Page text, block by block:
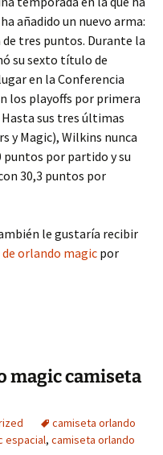
añadido un nuevo arma:
tres puntos. Durante la
su sexto título de
en la Conferencia
los playoffs por primera
sus tres últimas
y Magic), Wilkins nunca
puntos por partido y su
30,3 puntos por
le gustaría recibir
orlando magic por
magic camiseta
camiseta orlando
espacial, camiseta orlando